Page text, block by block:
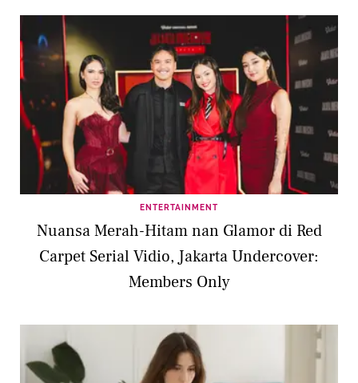
ENTERTAINMENT
Nuansa Merah-Hitam nan Glamor di Red
Carpet Serial Vidio, Jakarta Undercover:
Members Only